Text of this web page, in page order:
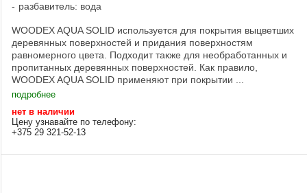
разбавитель: вода
WOODEX AQUA SOLID используется для покрытия выцветших
деревянных поверхностей и придания поверхностям
равномерного цвета. Подходит также для необработанных и
пропитанных деревянных поверхностей. Как правило,
WOODEX AQUA SOLID применяют при покрытии ...
подробнее
нет в наличии
Цену узнавайте по телефону:
+375 29 321-52-13